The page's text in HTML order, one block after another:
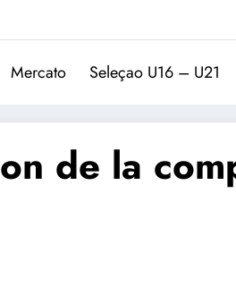
Trivela
L'actualité
Mercato Seleçao U16 – U21
de la